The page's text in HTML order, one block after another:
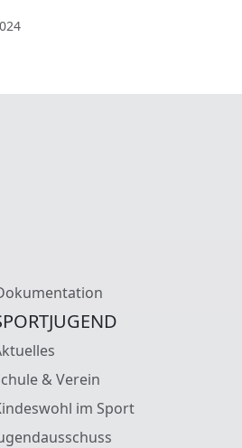
& Verein
im Sport